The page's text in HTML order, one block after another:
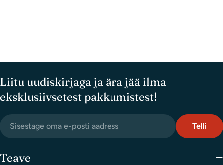
nimi
Teie
posti
aadress
telefoninumber
Teave
Liitu uudiskirjaga ja ära jää ilma
eksklusiivsetest pakkumistest!
email
postkontor
Telli